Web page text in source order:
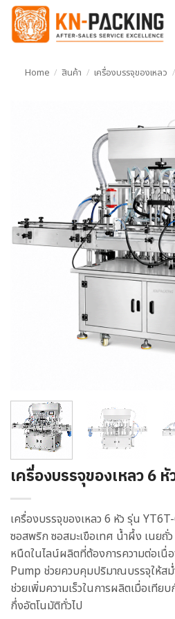
ข้าม
ยัง
Home / สินค้า / เครื่องบรรจุของเหลว /
เครื่องบรรจุของเหลว 6
เครื่องบรรจุของเหลว 6 หัว รุ่น
ซอสพริก ซอสมะเขือเทศ น้ำผึ้ง เนยถั่
หนืดในไลน์ผลิตที่ต้องการความต่อเนื่
Pump ช่วยควบคุมปริมาณบรรจุให้ส
ช่วยเพิ่มความเร็วในการผลิตเมื่อเทีย
กึ่งอัตโนมัติทั่วไป